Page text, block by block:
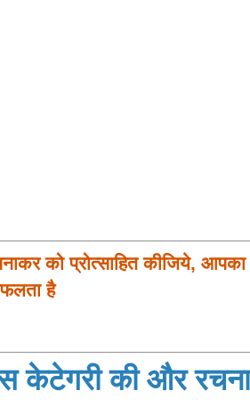
को प्रोत्साहित कीजिये, आपका
है
केटेगरी की और